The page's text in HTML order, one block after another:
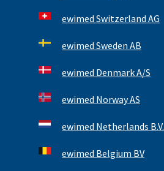
ewimed Switzerland AG
ewimed Sweden AB
ewimed Denmark A/S
ewimed Norway AS
ewimed Netherlands B.V.
ewimed Belgium BV